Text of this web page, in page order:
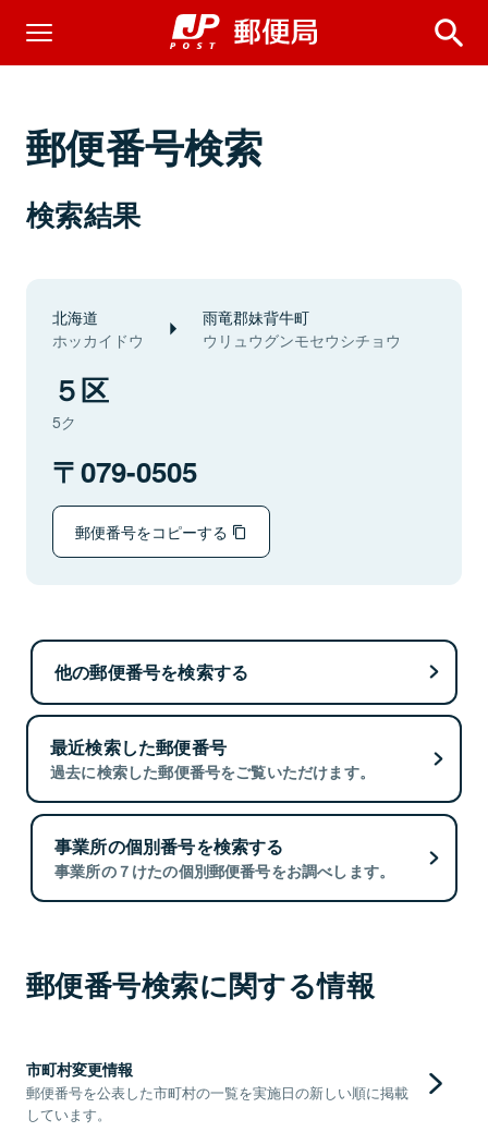
郵便番号検索
検索結果
北海道
ホッカイドウ
雨竜郡妹背牛町
ウリュウグンモセウシチョウ
５区
5ク
079-0505
郵便番号をコピーする
他の郵便番号を検索する
最近検索した郵便番号
過去に検索した郵便番号をご覧いただけます。
事業所の個別番号を検索する
事業所の７けたの個別郵便番号をお調べします。
郵便番号検索に関する情報
市町村変更情報
郵便番号を公表した市町村の一覧を実施日の新しい順に掲載
しています。